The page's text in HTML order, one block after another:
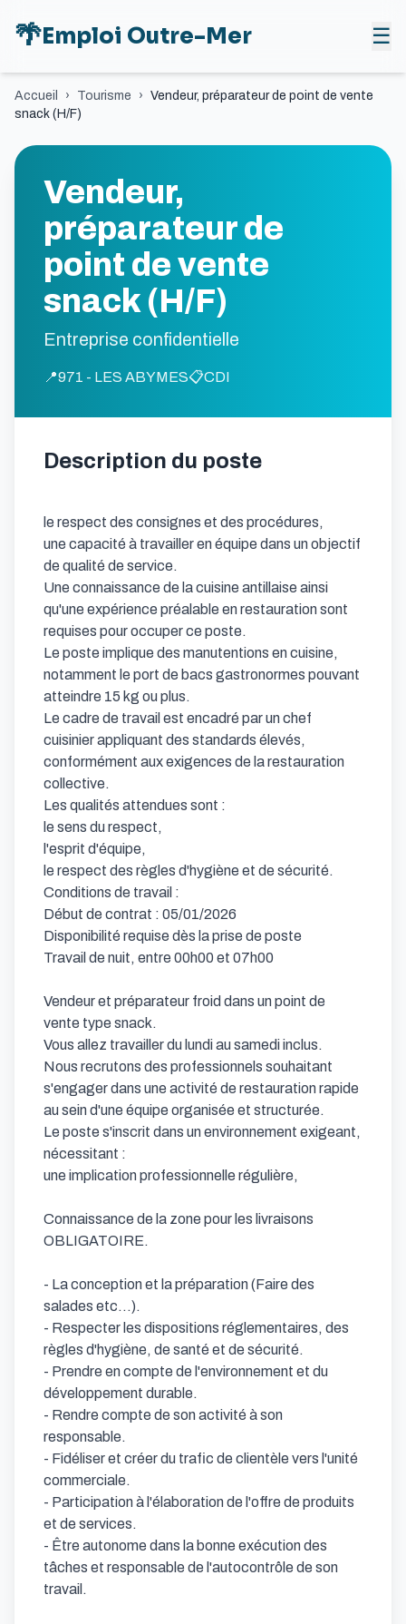
🌴Emploi Outre-Mer ☰
Accueil › Tourisme › Vendeur, préparateur de point de vente
snack (H/F)
Vendeur,
préparateur de
point de vente
snack (H/F)
Entreprise confidentielle
📍971 - LES ABYMES📋CDI
Description du poste
le respect des consignes et des procédures,
une capacité à travailler en équipe dans un objectif
de qualité de service.
Une connaissance de la cuisine antillaise ainsi
qu'une expérience préalable en restauration sont
requises pour occuper ce poste.
Le poste implique des manutentions en cuisine,
notamment le port de bacs gastronormes pouvant
atteindre 15 kg ou plus.
Le cadre de travail est encadré par un chef
cuisinier appliquant des standards élevés,
conformément aux exigences de la restauration
collective.
Les qualités attendues sont :
le sens du respect,
l'esprit d'équipe,
le respect des règles d'hygiène et de sécurité.
Conditions de travail :
Début de contrat : 05/01/2026
Disponibilité requise dès la prise de poste
Travail de nuit, entre 00h00 et 07h00
Vendeur et préparateur froid dans un point de
vente type snack.
Vous allez travailler du lundi au samedi inclus.
Nous recrutons des professionnels souhaitant
s'engager dans une activité de restauration rapide
au sein d'une équipe organisée et structurée.
Le poste s'inscrit dans un environnement exigeant,
nécessitant :
une implication professionnelle régulière,
Connaissance de la zone pour les livraisons
OBLIGATOIRE.
- La conception et la préparation (Faire des
salades etc...).
- Respecter les dispositions réglementaires, des
règles d'hygiène, de santé et de sécurité.
- Prendre en compte de l'environnement et du
développement durable.
- Rendre compte de son activité à son
responsable.
- Fidéliser et créer du trafic de clientèle vers l'unité
commerciale.
- Participation à l'élaboration de l'offre de produits
et de services.
- Être autonome dans la bonne exécution des
tâches et responsable de l'autocontrôle de son
travail.